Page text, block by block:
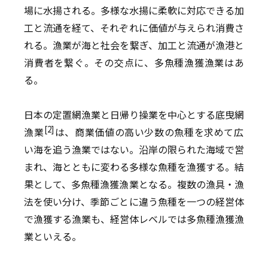
場に水揚される。多様な水揚に柔軟に対応できる加
工と流通を経て、それぞれに価値が与えられ消費さ
れる。漁業が海と社会を繋ぎ、加工と流通が漁港と
消費者を繋ぐ。その交点に、多魚種漁獲漁業はあ
る。
日本の定置網漁業と日帰り操業を中心とする底曳網
漁業[2] は、商業価値の高い少数の魚種を求めて広
い海を追う漁業ではない。沿岸の限られた海域で営
まれ、海とともに変わる多様な魚種を漁獲する。結
果として、多魚種漁獲漁業となる。複数の漁具・漁
法を使い分け、季節ごとに違う魚種を一つの経営体
で漁獲する漁業も、経営体レベルでは多魚種漁獲漁
業といえる。